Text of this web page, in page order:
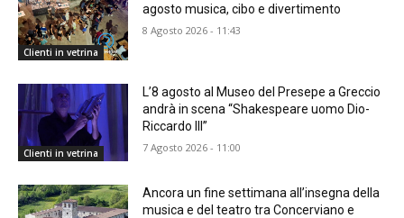
Clienti in vetrina
agosto musica, cibo e divertimento
8 Agosto 2026 - 11:43
Clienti in vetrina
L’8 agosto al Museo del Presepe a Greccio
andrà in scena “Shakespeare uomo Dio-
Riccardo III”
7 Agosto 2026 - 11:00
Ancora un fine settimana all’insegna della
musica e del teatro tra Concerviano e